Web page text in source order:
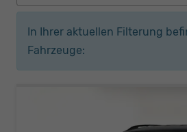
In Ihrer aktuellen Filterung
Fahrzeuge: